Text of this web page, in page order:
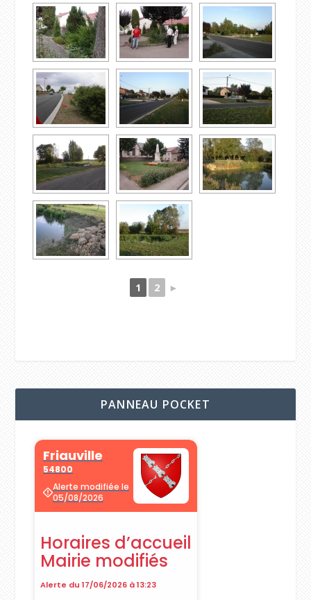
1 2 ►
PANNEAU POCKET